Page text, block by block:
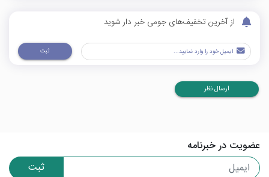
از آخرین تخفیف‌های جومی خبر دار شوید
ثبت
ارسال نظر
عضویت در خبرنامه
ثبت